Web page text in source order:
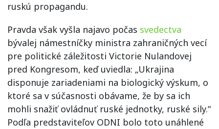
ruskú propagandu.
Pravda však vyšla najavo počas svedectva
bývalej námestníčky ministra zahraničných vecí
pre politické záležitosti Victorie Nulandovej
pred Kongresom, keď uviedla: „Ukrajina
disponuje zariadeniami na biologický výskum, o
ktoré sa v súčasnosti obávame, že by sa ich
mohli snažiť ovládnuť ruské jednotky, ruské sily.“
Podľa predstaviteľov ODNI bolo toto unáhlené